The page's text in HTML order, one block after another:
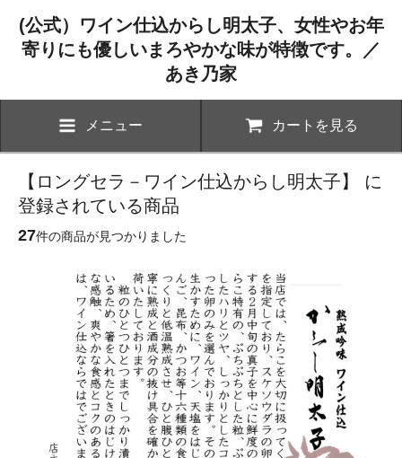
(公式）ワイン仕込からし明太子、女性やお年
寄りにも優しいまろやかな味が特徴です。／
あき乃家
メニュー カートを見る
【ロングセラ－ワイン仕込からし明太子】 に
登録されている商品
27件の商品が見つかりました